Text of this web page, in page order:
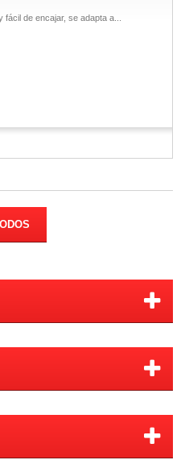
de encajar, se adapta a...